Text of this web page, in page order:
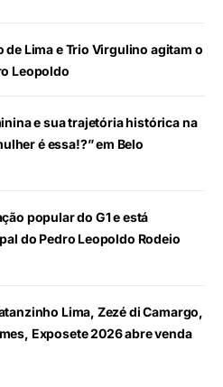
de Lima e Trio Virgulino agitam o
Leopoldo
e sua trajetória histórica na
é essa!?” em Belo
popular do G1 e está
do Pedro Leopoldo Rodeio
Lima, Zezé di Camargo,
Exposete 2026 abre venda